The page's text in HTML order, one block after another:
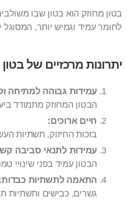
בטון מחוזק הוא בטון שבו
לחומר עמיד וגמיש יותר,
יתרונות מרכזיים של
עמידות גבוהה למתיחה
הבטון המחוזק מתמודד
חיים ארוכים:
בזכות החיזוק, תשתיות
עמידות לתנאי סביבה
הבטון עמיד בפני שינויי
התאמה לתשתיות
גשרים, כבישים ותשתיות